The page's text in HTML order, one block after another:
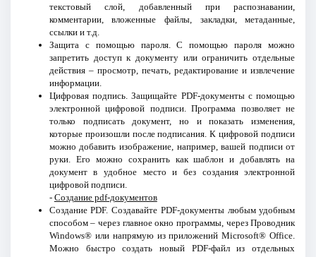
текстовый слой, добавленный при распознавании,
комментарии, вложенные файлы, закладки, метаданные,
ссылки и т.д.
Защита с помощью пароля. С помощью пароля можно
запретить доступ к документу или ограничить отдельные
действия – просмотр, печать, редактирование и извлечение
информации.
Цифровая подпись. Защищайте PDF-документы с помощью
электронной цифровой подписи. Программа позволяет не
только подписать документ, но и показать изменения,
которые произошли после подписания. К цифровой подписи
можно добавить изображение, например, вашей подписи от
руки. Его можно сохранить как шаблон и добавлять на
документ в удобное место и без создания электронной
цифровой подписи.
- Создание pdf-документов
Создание PDF. Создавайте PDF-документы любым удобным
способом – через главное окно программы, через Проводник
Windows® или напрямую из приложений Microsoft® Office.
Можно быстро создать новый PDF-файл из отдельных